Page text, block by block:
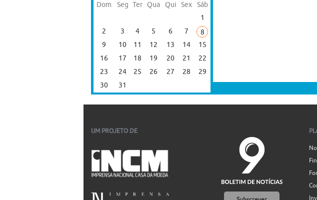
Dom Seg Ter Qua Qui Sex
Sáb
1
2
3 4 5 6 7
8
9
10 11 12 13 14
15
16
17 18 19 20 21
22
23
24 25 26 27 28
29
30
31
UM PROJETO DE